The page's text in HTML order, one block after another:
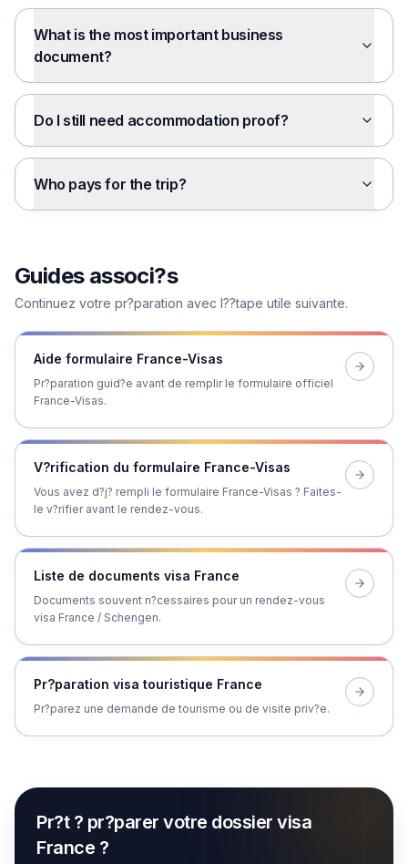
What is the most important business
document?
Do I still need accommodation proof?
Who pays for the trip?
Guides associ?s
Continuez votre pr?paration avec l??tape utile suivante.
Aide formulaire France-Visas
Pr?paration guid?e avant de remplir le formulaire officiel
France-Visas.
V?rification du formulaire France-Visas
Vous avez d?j? rempli le formulaire France-Visas ? Faites-
le v?rifier avant le rendez-vous.
Liste de documents visa France
Documents souvent n?cessaires pour un rendez-vous
visa France / Schengen.
Pr?paration visa touristique France
Pr?parez une demande de tourisme ou de visite priv?e.
Pr?t ? pr?parer votre dossier visa
France ?